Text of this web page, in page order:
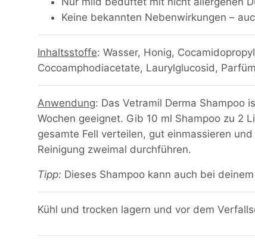
Keine bekannten Nebenwirkungen –
Inhaltsstoffe: Wasser, Honig,
Cocoamphodiacetate, Laurylglucosid,
Anwendung: Das Vetramil Derma Shampoo
Wochen geeignet. Gib 10 ml Shampoo zu 2
gesamte Fell verteilen, gut einmassieren
Reinigung zweimal durchführen.
Tipp: Dieses Shampoo kann auch bei
Kühl und trocken lagern und vor dem